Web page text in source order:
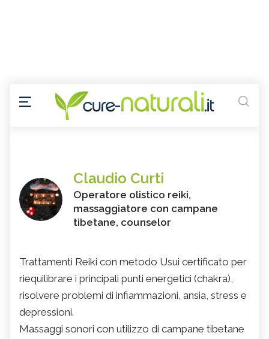
Claudio Curti
Operatore olistico reiki,
massaggiatore con campane
tibetane, counselor
Trattamenti Reiki con metodo Usui certificato per
riequilibrare i principali punti energetici (chakra),
risolvere problemi di infiammazioni, ansia, stress e
depressioni.
Massaggi sonori con utilizzo di campane tibetane